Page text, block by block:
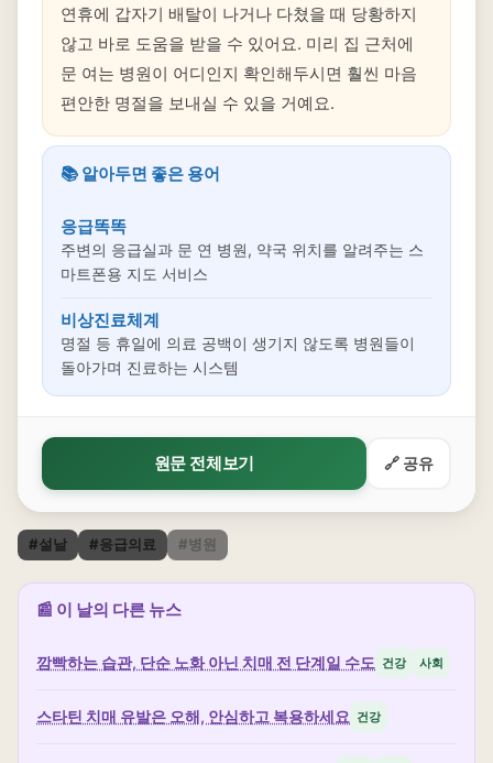
연휴에 갑자기 배탈이 나거나 다쳤을 때 당황하지
않고 바로 도움을 받을 수 있어요. 미리 집 근처에
문 여는 병원이 어디인지 확인해두시면 훨씬 마음
편안한 명절을 보내실 수 있을 거예요.
📚 알아두면 좋은 용어
응급똑똑
주변의 응급실과 문 연 병원, 약국 위치를 알려주는 스
마트폰용 지도 서비스
비상진료체계
명절 등 휴일에 의료 공백이 생기지 않도록 병원들이
돌아가며 진료하는 시스템
원문 전체보기 🔗 공유
#설날 #응급의료 #병원
📰 이 날의 다른 뉴스
깜빡하는 습관, 단순 노화 아닌 치매 전 단계일 수도 건강 사회
스타틴 치매 유발은 오해, 안심하고 복용하세요 건강